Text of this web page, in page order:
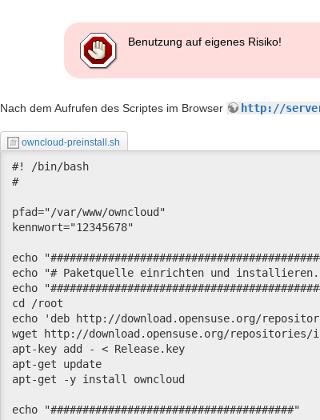
Benutzung auf eigenes Risiko!
Nach dem Aufrufen des Scriptes im Browser http://
owncloud-preinstall.sh
#! /bin/bash
#
pfad="/var/www/owncloud"
kennwort="12345678"
echo
echo "# Paketquelle einrichten und
echo
cd /root
echo 'deb http://download.opensuse.org/
wget http://download.opensuse.org/repositories/
apt-key add - < Release.key
apt-get update
apt-get -y install owncloud
echo "######################################"